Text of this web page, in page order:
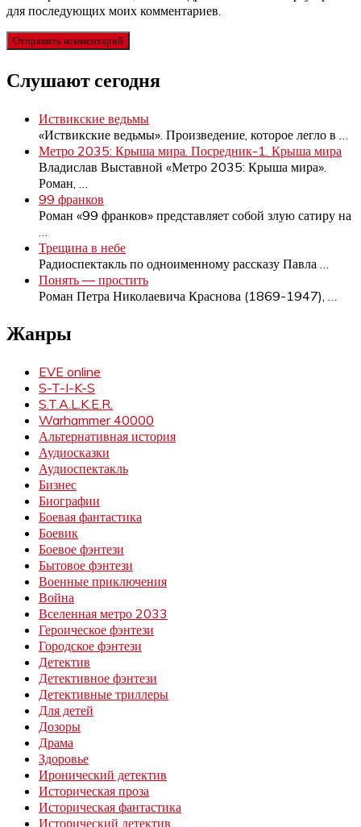
для последующих моих комментариев.
Слушают сегодня
Иствикские ведьмы
«Иствикские ведьмы». Произведение, которое легло в
Метро 2035: Крыша мира. Посредник-1. Крыша мира
Владислав Выставной «Метро 2035: Крыша мира».
Роман,
99 франков
Роман «99 франков» представляет собой злую сатиру на
Трещина в небе
Радиоспектакль по одноименному рассказу Павла
Понять — простить
Роман Петра Николаевича Краснова (1869-1947),
Жанры
EVE online
S-T-I-K-S
S.T.A.L.K.E.R.
Warhammer 40000
Альтернативная история
Аудиосказки
Аудиоспектакль
Бизнес
Биографии
Боевая фантастика
Боевик
Боевое фэнтези
Бытовое фэнтези
Военные приключения
Война
Вселенная метро 2033
Героическое фэнтези
Городское фэнтези
Детектив
Детективное фэнтези
Детективные триллеры
Для детей
Дозоры
Драма
Здоровье
Иронический детектив
Историческая проза
Историческая фантастика
Исторический детектив